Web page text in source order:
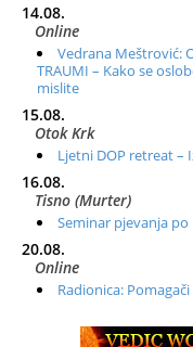
14.08.
Online
Vedrana Meštrović:
TRAUMI – Kako se
mislite
15.08.
Otok Krk
Ljetni DOP retreat –
16.08.
Tisno (Murter)
Seminar pjevanja po
20.08.
Online
Radionica: